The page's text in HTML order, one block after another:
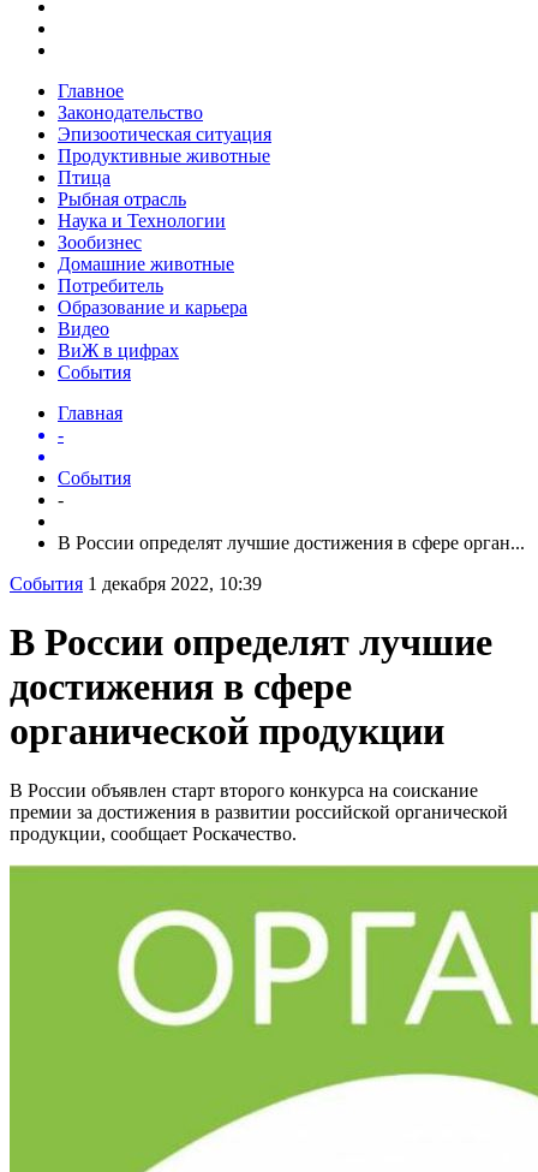
Главное
Законодательство
Эпизоотическая ситуация
Продуктивные животные
Птица
Рыбная отрасль
Наука и Технологии
Зообизнес
Домашние животные
Потребитель
Образование и карьера
Видео
ВиЖ в цифрах
События
Главная
-
События
-
В России определят лучшие достижения в сфере орган...
События 1 декабря 2022, 10:39
В России определят лучшие
достижения в сфере
органической продукции
В России объявлен старт второго конкурса на соискание
премии за достижения в развитии российской органической
продукции, сообщает Роскачество.